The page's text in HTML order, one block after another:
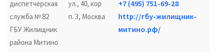
диспетчерская
служба № 82
ГБУ Жилищник
района Митино
ул., 40, кор
п. 3, Москва
+7 (495) 751-69-28
http://гбу-жилищник-
митино.рф/